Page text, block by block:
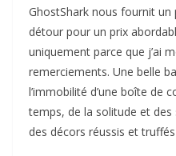
GhostShark nous fournit
détour pour un prix
uniquement parce que j’ai
remerciements. Une belle
l’immobilité d’une boîte de
temps, de la solitude et
des décors réussis et